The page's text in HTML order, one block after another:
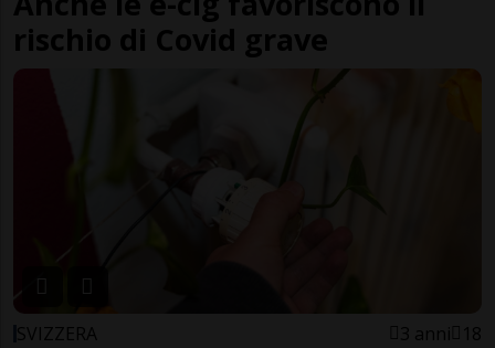
rischio di Covid grave
SVIZZERA 3 anni 18